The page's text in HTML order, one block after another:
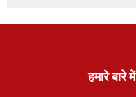
हमारे बारे में